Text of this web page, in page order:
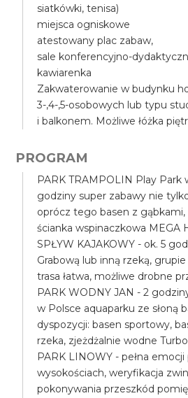
siatkówki, tenisa)
miejsca ogniskowe
atestowany plac zabaw,
sale konferencyjno-
kawiarenka
Zakwaterowanie w budynku
3-,4-,5-osobowych lub typu
i balkonem. Możliwe łóżka
PROGRAM
PARK TRAMPOLIN Play Park
godziny super zabawy nie
oprócz tego basen z
ścianka wspinaczkowa MEGA
SPŁYW KAJAKOWY - ok. 5
Grabową lub inną rzeką,
trasa łatwa, możliwe drobne
PARK WODNY JAN - 2
w Polsce aquaparku ze słoną
dyspozycji: basen sportowy,
rzeka, zjeżdżalnie wodne
PARK LINOWY - pełna
wysokościach, weryfikacja
pokonywania przeszkód